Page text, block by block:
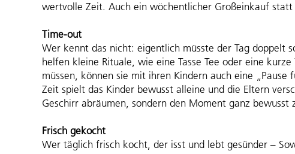
wertvolle Zeit. Auch ein wöchentlicher Großeinkauf
Time-out
Wer kennt das nicht: eigentlich müsste der Tag doppelt
helfen kleine Rituale, wie eine Tasse Tee oder eine
müssen, können sie mit ihren Kindern auch eine
Zeit spielt das Kinder bewusst alleine und die Eltern
Geschirr abräumen, sondern den Moment ganz bewusst
Frisch gekocht
Wer täglich frisch kocht, der isst und lebt gesünder –